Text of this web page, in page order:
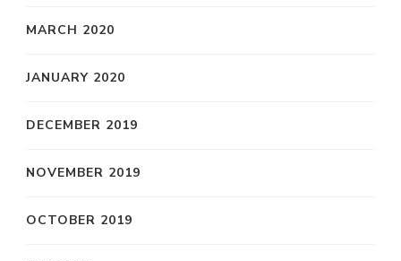
MARCH 2020
JANUARY 2020
DECEMBER 2019
NOVEMBER 2019
OCTOBER 2019